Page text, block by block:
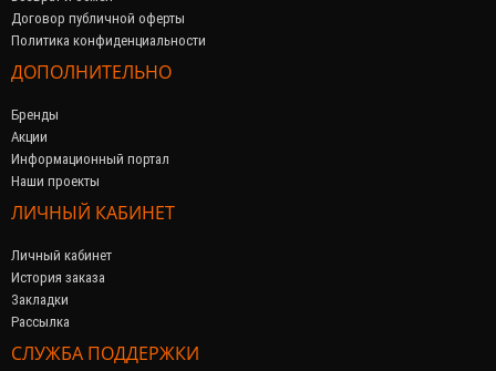
Договор публичной оферты
Политика конфиденциальности
ДОПОЛНИТЕЛЬНО
Бренды
Акции
Информационный портал
Наши проекты
ЛИЧНЫЙ КАБИНЕТ
Личный кабинет
История заказа
Закладки
Рассылка
СЛУЖБА ПОДДЕРЖКИ